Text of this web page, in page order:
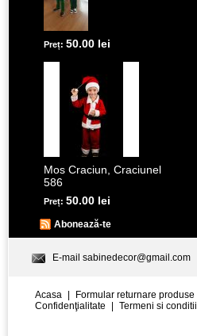
Preț: 50.00 lei
Mos Craciun, Craciunel
586
Preț: 50.00 lei
Abonează-te
E-mail sabinedecor@gmail.com
Acasa Formular returnare produse
Confidenţialitate
Termeni si conditii